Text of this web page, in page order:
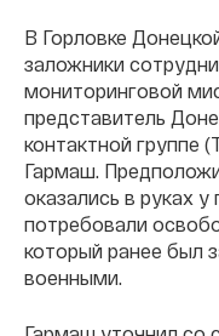
В Горловке
заложники
мониторинговой
представитель
контактной группе
Гармаш.
оказались в руках
потребовали
который ранее был
военными.